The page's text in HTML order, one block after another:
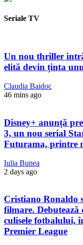
Seriale TV
Un nou thriller
elită devin ținta
Claudia Baidoc
46 mins ago
Disney+ anunță
3, un nou serial
Futurama, printre
Iulia Bunea
2 days ago
Cristiano Ronaldo
filmare. Debutează
culisele fotbalului,
Premier League